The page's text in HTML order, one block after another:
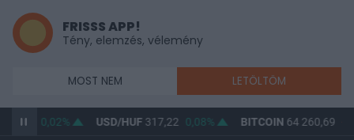
FRISSS APP!
Tény, elemzés, vélemény
MOST NEM LETÖLTÖM
0,02% USD/HUF317,22 0,08% BITCOIN64 260,69